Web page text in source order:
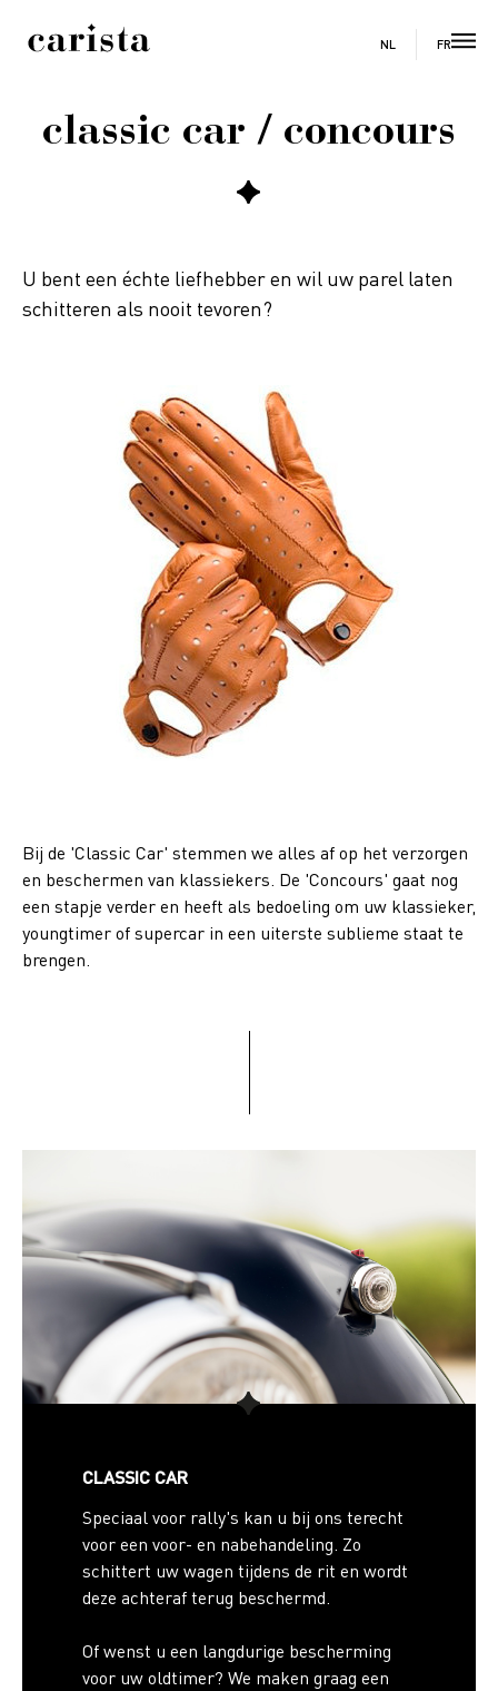
NL FR
classic car / concours
U bent een échte liefhebber en wil uw parel laten
schitteren als nooit tevoren?
Bij de 'Classic Car' stemmen we alles af op het verzorgen
en beschermen van klassiekers. De 'Concours' gaat nog
een stapje verder en heeft als bedoeling om uw klassieker,
youngtimer of supercar in een uiterste sublieme staat te
brengen.
CLASSIC CAR
Speciaal voor rally's kan u bij ons terecht
voor een voor- en nabehandeling. Zo
schittert uw wagen tijdens de rit en wordt
deze achteraf terug beschermd.
Of wenst u een langdurige bescherming
voor uw oldtimer? We maken graag een